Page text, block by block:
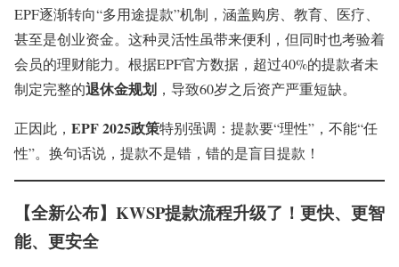
EPF逐渐转向“多用途提款”机制，涵盖购房、教育、医疗、
甚至是创业资金。这种灵活性虽带来便利，但同时也考验着
会员的理财能力。根据EPF官方数据，超过40%的提款者未
制定完整的退休金规划 ，导致60岁之后资产严重短缺。
正因此， EPF 2025政策特别强调：提款要“理性”，不能“任
性”。换句话说，提款不是错，错的是盲目提款！
【全新公布】KWSP提款流程升级了！更快、更智
能、更安全